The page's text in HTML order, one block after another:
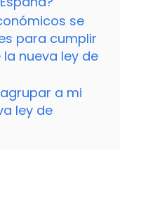
se
para cumplir
nueva ley de
a mi
ley de